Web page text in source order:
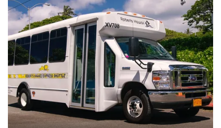
子とお客様の合計重量は500ポンド(226kg)を超えてはいけません。利用可能
なプラットフォームの寸法は48インチ(121cm)×30インチ(76cm)です。ま
た、ドライバーが荷室に運ぶことのできる最大重量は50ポンド(22kg)です。
ご理解とご協力をお願いいたします。